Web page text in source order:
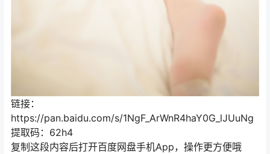
链接：
https://pan.baidu.com/s/1NgF_ArWnR4haY0G_lJUuNg
提取码：62h4
复制这段内容后打开百度网盘手机App，操作更方便哦